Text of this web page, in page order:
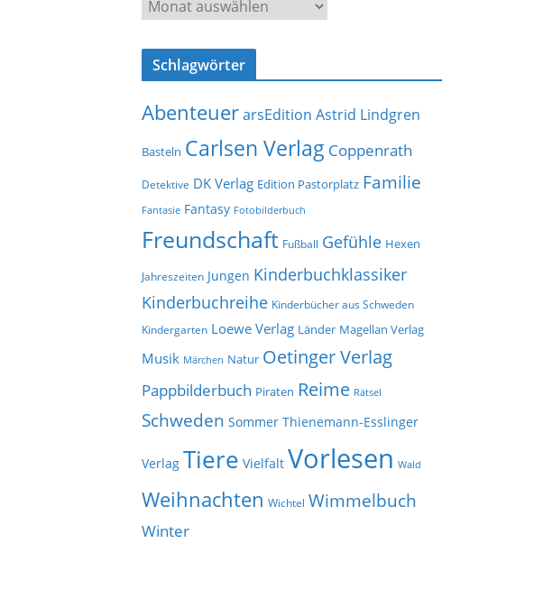
s
e
r
c
v
Schlagwörter
AbenteuerarsEdition Astrid Lindgren
Basteln Carlsen Verlag Coppenrath
Detektive DK Verlag Edition Pastorplatz Familie
Fantasie Fantasy Fotobilderbuch
Freundschaft Fußball Gefühle Hexen
Jahreszeiten Jungen Kinderbuchklassiker
Kinderbuchreihe Kinderbücher aus Schweden
Kindergarten Loewe Verlag Länder Magellan Verlag
Musik Märchen Natur Oetinger Verlag
Pappbilderbuch Piraten Reime Rätsel
Schweden Sommer Thienemann-Esslinger
Verlag Tiere Vielfalt Vorlesen Wald
Weihnachten Wichtel Wimmelbuch
Winter